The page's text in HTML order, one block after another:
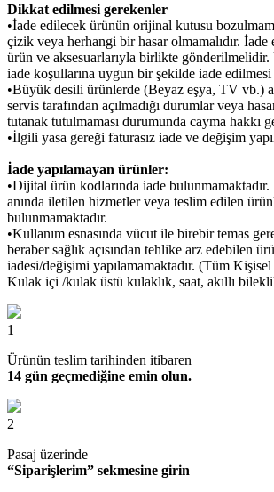
Dikkat edilmesi gerekenler
•İade edilecek ürünün orijinal kutusu
çizik veya herhangi bir hasar olmamalıdır.
ürün ve aksesuarlarıyla birlikte
iade koşullarına uygun bir şekilde iade
•Büyük desili ürünlerde (Beyaz eşya, TV vb.)
servis tarafından açılmadığı durumlar veya
tutanak tutulmaması durumunda cayma hakkı
•İlgili yasa gereği faturasız iade ve değişim
İade yapılamayan ürünler:
•Dijital ürün kodlarında iade
anında iletilen hizmetler veya teslim edilen
bulunmamaktadır.
•Kullanım esnasında vücut ile birebir temas
beraber sağlık açısından tehlike arz edebilen
iadesi/değişimi yapılamamaktadır. (Tüm
Kulak içi /kulak üstü kulaklık, saat, akıllı
1
Ürünün teslim tarihinden itibaren
14 gün geçmediğine emin olun.
2
Pasaj üzerinde
“Siparişlerim” sekmesine girin